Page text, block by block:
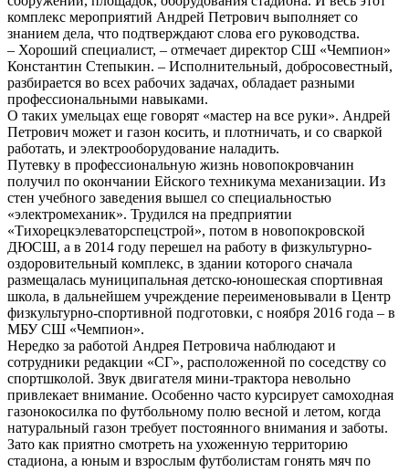
комплекс мероприятий Андрей Петрович выполняет со
знанием дела, что подтверждают слова его руководства.
– Хороший специалист, – отмечает директор СШ «Чемпион»
Константин Степыкин. – Исполнительный, добросовестный,
разбирается во всех рабочих задачах, обладает разными
профессиональными навыками.
О таких умельцах еще говорят «мастер на все руки». Андрей
Петрович может и газон косить, и плотничать, и со сваркой
работать, и электрооборудование наладить.
Путевку в профессиональную жизнь новопокровчанин
получил по окончании Ейского техникума механизации. Из
стен учебного заведения вышел со специальностью
«электромеханик». Трудился на предприятии
«Тихорецкэлеваторспецстрой», потом в новопокровской
ДЮСШ, а в 2014 году перешел на работу в физкультурно-
оздоровительный комплекс, в здании которого сначала
размещалась муниципальная детско-юношеская спортивная
школа, в дальнейшем учреждение переименовывали в Центр
физкультурно-спортивной подготовки, с ноября 2016 года – в
МБУ СШ «Чемпион».
Нередко за работой Андрея Петровича наблюдают и
сотрудники редакции «СГ», расположенной по соседству со
спортшколой. Звук двигателя мини-трактора невольно
привлекает внимание. Особенно часто курсирует самоходная
газонокосилка по футбольному полю весной и летом, когда
натуральный газон требует постоянного внимания и заботы.
Зато как приятно смотреть на ухоженную территорию
стадиона, а юным и взрослым футболистам гонять мяч по